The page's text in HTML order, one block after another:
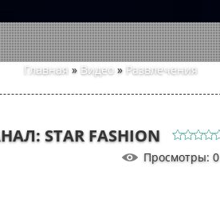
Главная » Видео » Развлечения
STAR FASHION
Просмотры: 0